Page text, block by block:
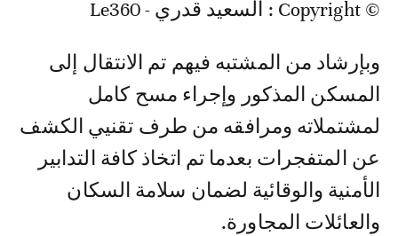
© Copyright : السعيد قدري - Le360
وبإرشاد من المشتبه فيهم تم الانتقال إلى
المسكن المذكور وإجراء مسح كامل
لمشتملاته ومرافقه من طرف تقنيي الكشف
عن المتفجرات بعدما تم اتخاذ كافة التدابير
الأمنية والوقائية لضمان سلامة السكان
والعائلات المجاورة.